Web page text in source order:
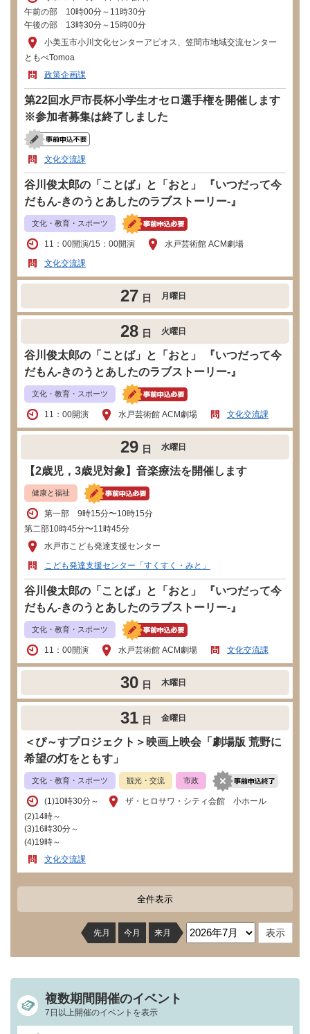
午前の部 10時00分～11時30分
午後の部 13時30分～15時00分
小美玉市小川文化センターアピオス、笠間市地域交流センター
ともべTomoa
政策企画課
第22回水戸市長杯小学生オセロ選手権を開催します
※参加者募集は終了しました
文化交流課
谷川俊太郎の「ことば」と「おと」 『いつだって今
だもん-きのうとあしたのラブストーリー-』
文化・教育・スポーツ
11：00開演/15：00開演
水戸芸術館 ACM劇場
文化交流課
27 日 月曜日
28 日 火曜日
谷川俊太郎の「ことば」と「おと」 『いつだって今
だもん-きのうとあしたのラブストーリー-』
文化・教育・スポーツ
11：00開演 水戸芸術館 ACM劇場 文化交流課
29 日 水曜日
【2歳児，3歳児対象】音楽療法を開催します
健康と福祉
第一部 9時15分〜10時15分
第二部10時45分〜11時45分
水戸市こども発達支援センター
こども発達支援センター「すくすく・みと」
谷川俊太郎の「ことば」と「おと」 『いつだって今
だもん-きのうとあしたのラブストーリー-』
文化・教育・スポーツ
11：00開演 水戸芸術館 ACM劇場 文化交流課
30 日 木曜日
31 日 金曜日
＜ぴ～すプロジェクト＞映画上映会「劇場版 荒野に
希望の灯をともす」
文化・教育・スポーツ 観光・交流 市政
​(1)10時30分～
(2)14時～
(3)16時30分～
(4)19時～
ザ・ヒロサワ・シティ会館 小ホール
文化交流課
全件表示
先月 今月 来月
複数期間開催のイベント
7日以上開催のイベントを表示